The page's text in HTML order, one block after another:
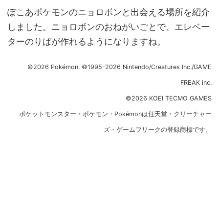
ぽこあポケモンのニョロボンと出会える場所を紹介
しました。ニョロボンのおねがいごとで、エレベー
ターのりばが作れるようになりますね。
©2026 Pokémon. ©1995-2026 Nintendo/Creatures Inc./GAME
FREAK inc.
©2026 KOEI TECMO GAMES
ポケットモンスター・ポケモン・Pokémonは任天堂・クリーチャー
ズ・ゲームフリークの登録商標です。